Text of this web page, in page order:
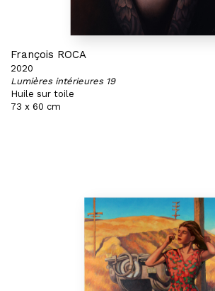
François ROCA
2020
Lumières intérieures 19
Huile sur toile
73 x 60 cm